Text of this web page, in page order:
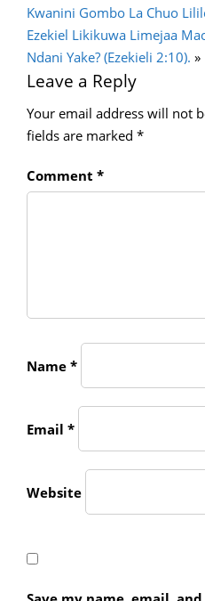
Kwanini Gombo La Chuo
Ezekiel Likikuwa Limejaa
Ndani Yake? (Ezekieli 2:10). »
Leave a Reply
Your email address will not
fields are marked *
Comment *
Name *
Email *
Website